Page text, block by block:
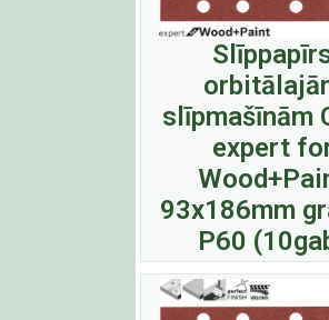
slīpmašīnām
expert
93x186mm
P60